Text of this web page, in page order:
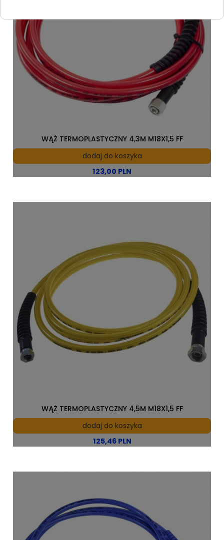
123,00 PLN
WĄŻ TERMOPLASTYCZNY 4,3M M18X1,5 FF
dodaj do koszyka
125,46 PLN
WĄŻ TERMOPLASTYCZNY 4,5M M18X1,5 FF
dodaj do koszyka